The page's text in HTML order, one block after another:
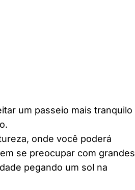
um passeio mais tranquilo
onde você poderá
se preocupar com grandes
pegando um sol na